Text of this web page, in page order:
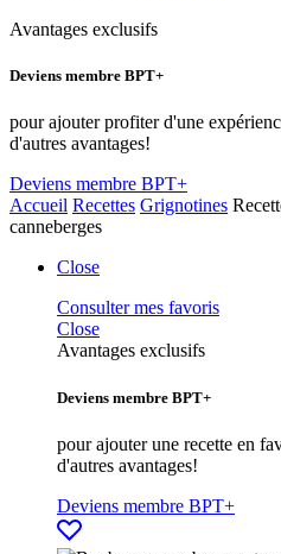
Avantages exclusifs
Deviens membre BPT+
pour ajouter profiter d'une
d'autres avantages!
Deviens membre BPT+
Accueil Recettes Grignotines
canneberges
Close
Consulter mes favoris
Close
Avantages exclusifs
Deviens membre BPT+
pour ajouter une recette en
d'autres avantages!
Deviens membre BPT+